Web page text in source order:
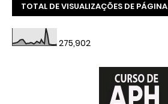
TOTAL DE VISUALIZAÇÕES DE PÁGINA
275,902